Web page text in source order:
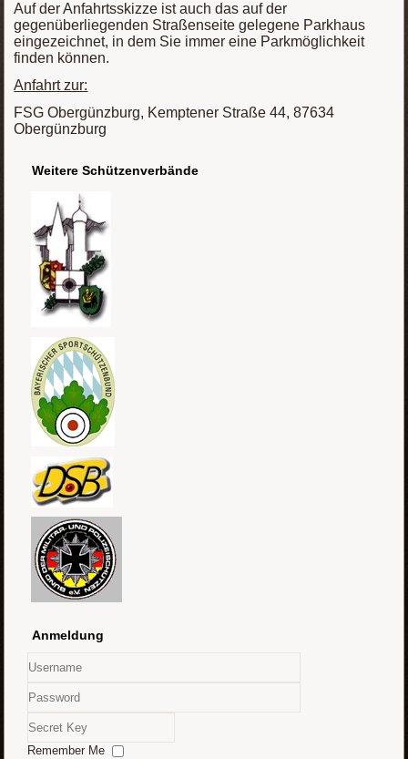
Auf der Anfahrtsskizze ist auch das auf der
gegenüberliegenden Straßenseite gelegene Parkhaus
eingezeichnet, in dem Sie immer eine Parkmöglichkeit
finden können.
Anfahrt zur:
FSG Obergünzburg, Kemptener Straße 44, 87634
Obergünzburg
Weitere Schützenverbände
Anmeldung
Username
Password
Secret
Key
Remember Me